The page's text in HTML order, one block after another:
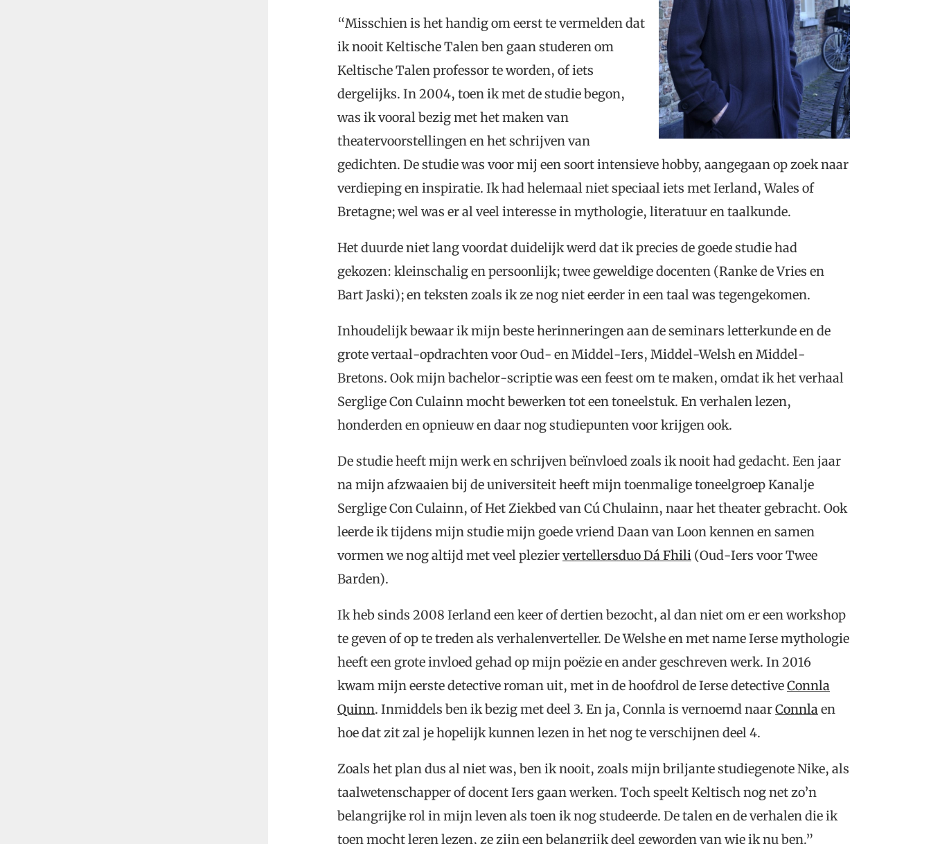
“Misschien is het handig om eerst te vermelden dat
ik nooit Keltische Talen ben gaan studeren om
Keltische Talen professor te worden, of iets
dergelijks. In 2004, toen ik met de studie begon,
was ik vooral bezig met het maken van
theatervoorstellingen en het schrijven van
gedichten. De studie was voor mij een soort intensieve hobby, aangegaan op zoek naar
verdieping en inspiratie. Ik had helemaal niet speciaal iets met Ierland, Wales of
Bretagne; wel was er al veel interesse in mythologie, literatuur en taalkunde.
Het duurde niet lang voordat duidelijk werd dat ik precies de goede studie had
gekozen: kleinschalig en persoonlijk; twee geweldige docenten (Ranke de Vries en
Bart Jaski); en teksten zoals ik ze nog niet eerder in een taal was tegengekomen.
Inhoudelijk bewaar ik mijn beste herinneringen aan de seminars letterkunde en de
grote vertaal-opdrachten voor Oud- en Middel-Iers, Middel-Welsh en Middel-
Bretons. Ook mijn bachelor-scriptie was een feest om te maken, omdat ik het verhaal
Serglige Con Culainn mocht bewerken tot een toneelstuk. En verhalen lezen,
honderden en opnieuw en daar nog studiepunten voor krijgen ook.
De studie heeft mijn werk en schrijven beïnvloed zoals ik nooit had gedacht. Een jaar
na mijn afzwaaien bij de universiteit heeft mijn toenmalige toneelgroep Kanalje
Serglige Con Culainn, of Het Ziekbed van Cú Chulainn, naar het theater gebracht. Ook
leerde ik tijdens mijn studie mijn goede vriend Daan van Loon kennen en samen
vormen we nog altijd met veel pleziervertellersduo Dá Fhili (Oud-Iers voor Twee
Barden).
Ik heb sinds 2008 Ierland een keer of dertien bezocht, al dan niet om er een workshop
te geven of op te treden als verhalenverteller. De Welshe en met name Ierse mythologie
heeft een grote invloed gehad op mijn poëzie en ander geschreven werk. In 2016
kwam mijn eerste detective roman uit, met in de hoofdrol de Ierse detectiveConnla
Quinn. Inmiddels ben ik bezig met deel 3. En ja, Connla is vernoemd naarConnlaen
hoe dat zit zal je hopelijk kunnen lezen in het nog te verschijnen deel 4.
Zoals het plan dus al niet was, ben ik nooit, zoals mijn briljante studiegenote Nike, als
taalwetenschapper of docent Iers gaan werken. Toch speelt Keltisch nog net zo’n
belangrijke rol in mijn leven als toen ik nog studeerde. De talen en de verhalen die ik
toen mocht leren lezen, ze zijn een belangrijk deel geworden van wie ik nu ben.”